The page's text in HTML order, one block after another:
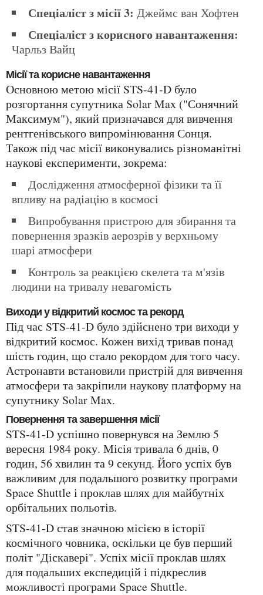
Спеціаліст з місії 3: Джеймс ван Хофтен
Спеціаліст з корисного навантаження:
Чарльз Вайц
Місії та корисне навантаження
Основною метою місії STS-41-D було
розгортання супутника Solar Max ("Сонячний
Максимум"), який призначався для вивчення
рентгенівського випромінювання Сонця.
Також під час місії виконувались різноманітні
наукові експерименти, зокрема:
Дослідження атмосферної фізики та її
впливу на радіацію в космосі
Випробування пристрою для збирання та
повернення зразків аерозрів у верхньому
шарі атмосфери
Контроль за реакцією скелета та м'язів
людини на тривалу невагомість
Виходи у відкритий космос та рекорд
Під час STS-41-D було здійснено три виходи у
відкритий космос. Кожен вихід тривав понад
шість годин, що стало рекордом для того часу.
Астронавти встановили пристрій для вивчення
атмосфери та закріпили наукову платформу на
супутнику Solar Max.
Повернення та завершення місії
STS-41-D успішно повернувся на Землю 5
вересня 1984 року. Місія тривала 6 днів, 0
годин, 56 хвилин та 9 секунд. Його успіх був
важливим для подальшого розвитку програми
Space Shuttle і проклав шлях для майбутніх
орбітальних польотів.
STS-41-D став значною місією в історії
космічного човника, оскільки це був перший
політ "Діскавері". Успіх місії проклав шлях
для подальших експедицій і підкреслив
можливості програми Space Shuttle.